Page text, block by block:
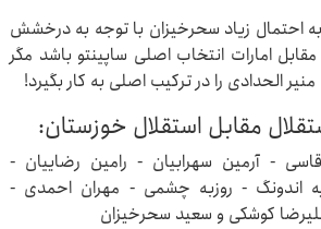
احتمال زیاد سحرخیزان با توجه به درخشش
امارات انتخاب اصلی ساپینتو باشد مگر
الحدادی را در ترکیب اصلی به کار بگیرد!
مقابل استقلال خوزستان:
- آرمین سهرابیان - رامین رضاییان -
اندونگ - روزبه چشمی - مهران احمدی -
کوشکی و سعید سحرخیزان